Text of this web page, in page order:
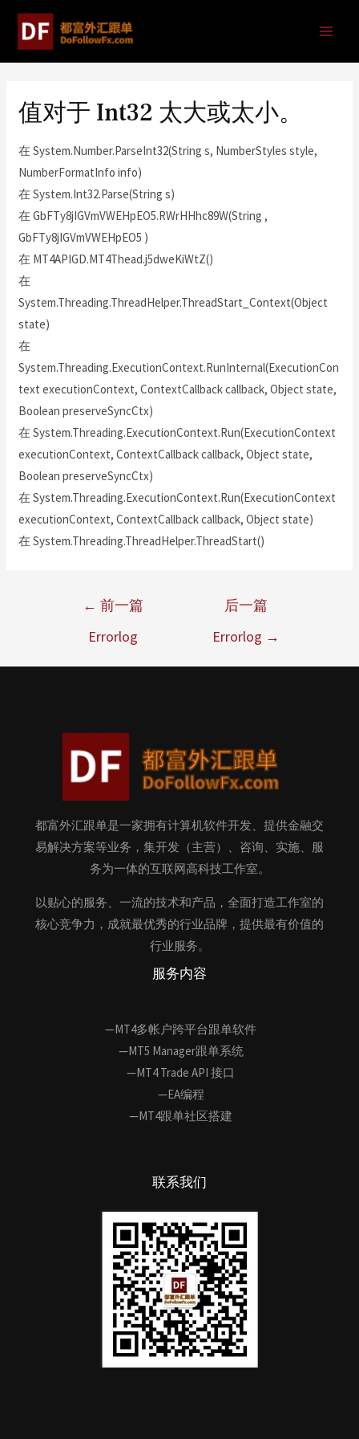
值对于 Int32 太大或太小。
在 System.Number.ParseInt32(String s, NumberStyles style,
NumberFormatInfo info)
在 System.Int32.Parse(String s)
在 GbFTy8jIGVmVWEHpEO5.RWrHHhc89W(String ,
GbFTy8jIGVmVWEHpEO5 )
在 MT4APIGD.MT4Thead.j5dweKiWtZ()
在
System.Threading.ThreadHelper.ThreadStart_Context(Object
state)
在
System.Threading.ExecutionContext.RunInternal(ExecutionCon
text executionContext, ContextCallback callback, Object state,
Boolean preserveSyncCtx)
在 System.Threading.ExecutionContext.Run(ExecutionContext
executionContext, ContextCallback callback, Object state,
Boolean preserveSyncCtx)
在 System.Threading.ExecutionContext.Run(ExecutionContext
executionContext, ContextCallback callback, Object state)
在 System.Threading.ThreadHelper.ThreadStart()
← 前一篇
Errorlog
后一篇
Errorlog →
都富外汇跟单是一家拥有计算机软件开发、提供金融交
易解决方案等业务，集开发（主营）、咨询、实施、服
务为一体的互联网高科技工作室。
以贴心的服务、一流的技术和产品，全面打造工作室的
核心竞争力，成就最优秀的行业品牌，提供最有价值的
行业服务。
服务内容
—MT4多帐户跨平台跟单软件
—MT5 Manager跟单系统
—MT4 Trade API 接口
—EA编程
—MT4跟单社区搭建
联系我们